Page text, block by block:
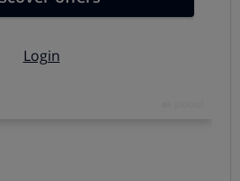
de maternidades
de que una empresa